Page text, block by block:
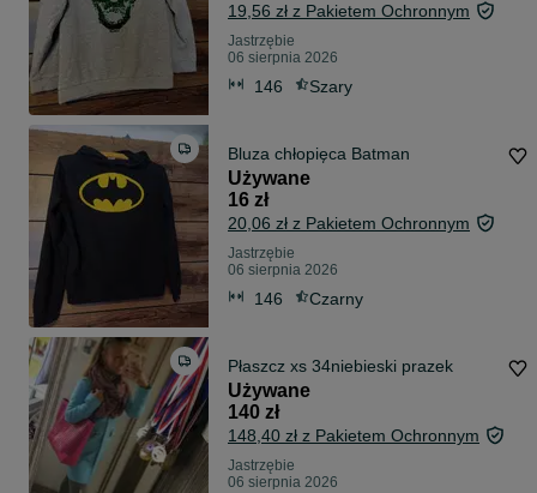
19,56 zł z Pakietem Ochronnym
Jastrzębie
06 sierpnia 2026
146 Szary
Bluza chłopięca Batman
Używane
16 zł
20,06 zł z Pakietem Ochronnym
Jastrzębie
06 sierpnia 2026
146 Czarny
Płaszcz xs 34niebieski prazek
Używane
140 zł
148,40 zł z Pakietem Ochronnym
Jastrzębie
06 sierpnia 2026